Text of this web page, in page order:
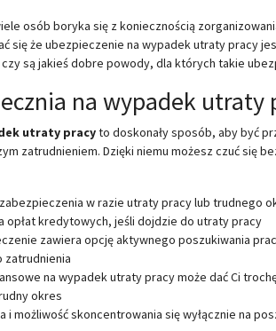
osób boryka się z koniecznością
się że ubezpieczenie na wypadek utraty pracy
są jakieś dobre powody, dla których takie
na wypadek utraty
utraty pracyto doskonały sposób, aby być
zatrudnieniem. Dzięki niemu możesz czuć się
w razie utraty pracy lub trudnego
opłat kredytowych, jeśli dojdzie do utraty pracy
zawiera opcję aktywnego poszukiwania
zatrudnienia
na wypadek utraty pracy może dać Ci
okres
i możliwość skoncentrowania się wyłącznie na